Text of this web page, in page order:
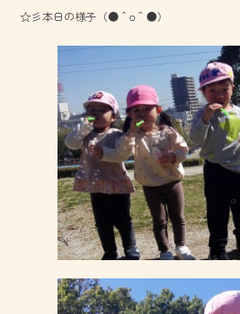
☆彡本日の様子（●＾o＾●）